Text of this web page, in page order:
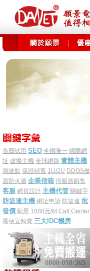
免費試用 SEO 全國唯一 國際網
址 虛擬主機 全球網路 實體主機
測速點 保證頻寬 1U/2U DDOS傲
盾防火牆 企業信箱 伺服器銷售
客服 網頁設計 主機代管 關鍵字
防盜連主機 網址申請 防盜連 批
發價 願景 1888元/M Call Center
最便宜頻寬 三大IDC機房